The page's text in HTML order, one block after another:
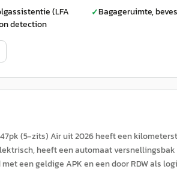
(LFA
detection
✓Bagageruimte,
(5-zits) Air uit 2026 heeft een
heeft een automaat
een geldige APK en een door RDW als